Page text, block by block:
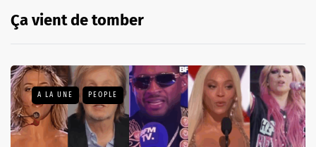
Ça vient de tomber
A LA UNE PEOPLE